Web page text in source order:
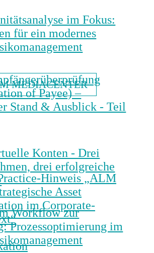
im Fokus:
für ein modernes
of Payee) –
Stand & Ausblick - Teil
Konten - Drei
drei erfolgreiche
Workflow zur
Prozessoptimierung im
MEDIACENTER
Hinweis „ALM
Asset
im Corporate-